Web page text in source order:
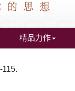
精品力作
115.